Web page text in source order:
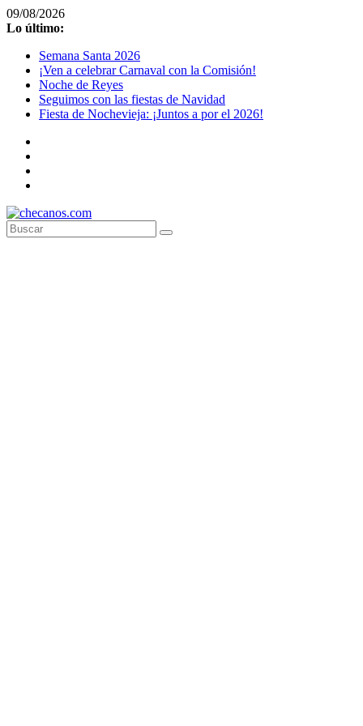
Saltar
al
09/08/2026
Lo último:
Semana Santa 2026
¡Ven a celebrar Carnaval con la Comisión!
Noche de Reyes
Seguimos con las fiestas de Navidad
Fiesta de Nochevieja: ¡Juntos a por el 2026!